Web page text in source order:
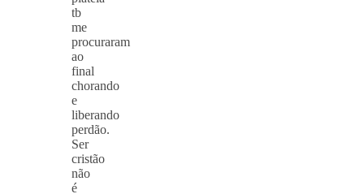
tb
me
procuraram
ao
final
chorando
e
liberando
perdão.
Ser
cristão
não
é